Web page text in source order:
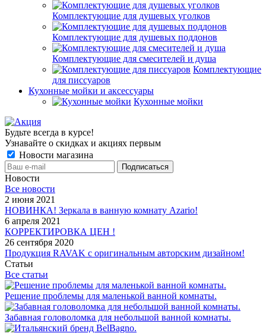
Комплектующие для душевых уголков
Комплектующие для душевых поддонов
Комплектующие для смесителей и душа
Комплектующие
для писсуаров
Кухонные мойки и аксессуары
Кухонные мойки
Будьте всегда в курсе!
Узнавайте о скидках и акциях первым
Новости магазина
Новости
Все новости
2 июня 2021
НОВИНКА! Зеркала в ванную комнату Azario!
6 апреля 2021
КОРРЕКТИРОВКА ЦЕН !
26 сентября 2020
Продукция RAVAK с оригинальным авторским дизайном!
Статьи
Все статьи
Решение проблемы для маленькой ванной комнаты.
Забавная головоломка для небольшой ванной комнаты.